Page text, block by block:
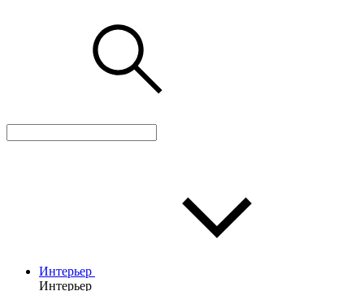
Интерьер
Интерьер